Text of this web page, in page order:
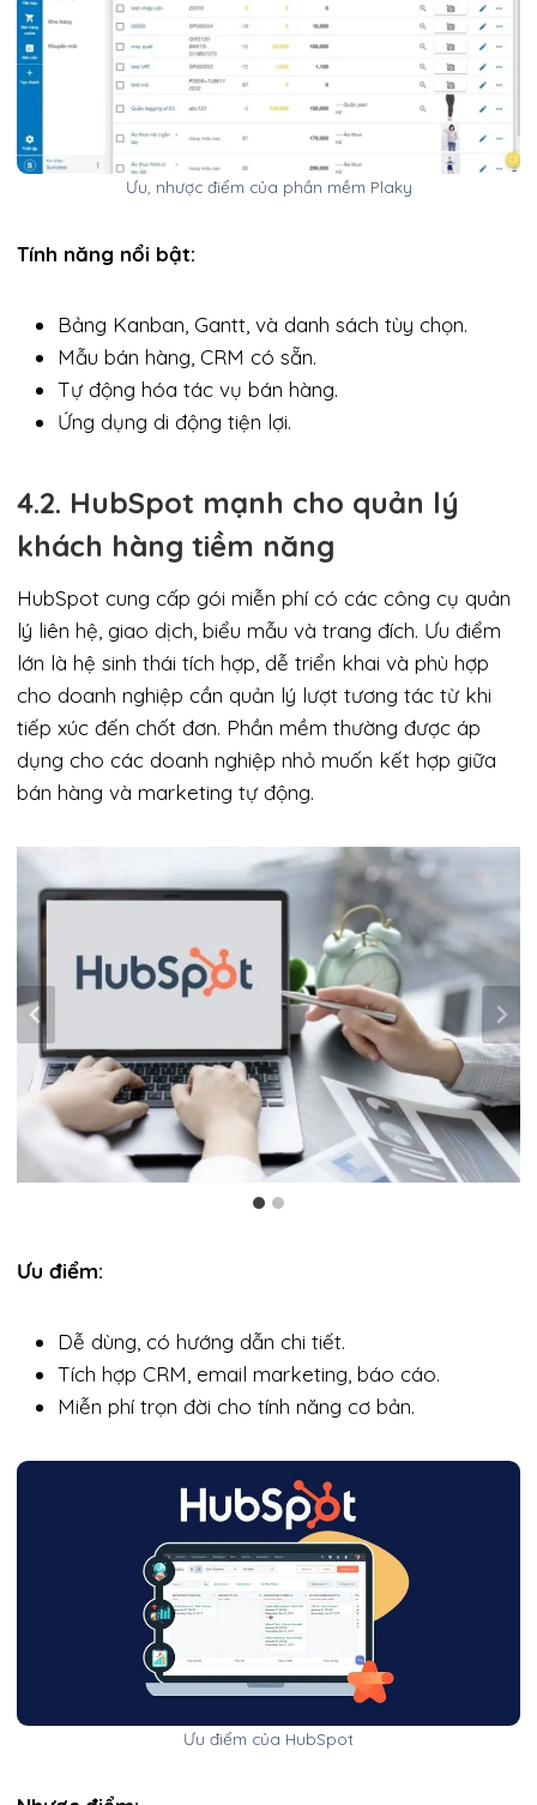
Ưu, nhược điểm của phần mềm Plaky
Tính năng nổi bật:
Bảng Kanban, Gantt, và danh sách tùy chọn.
Mẫu bán hàng, CRM có sẵn.
Tự động hóa tác vụ bán hàng.
Ứng dụng di động tiện lợi.
4.2. HubSpot mạnh cho quản lý
khách hàng tiềm năng
HubSpot cung cấp gói miễn phí có các công cụ quản
lý liên hệ, giao dịch, biểu mẫu và trang đích. Ưu điểm
lớn là hệ sinh thái tích hợp, dễ triển khai và phù hợp
cho doanh nghiệp cần quản lý lượt tương tác từ khi
tiếp xúc đến chốt đơn. Phần mềm thường được áp
dụng cho các doanh nghiệp nhỏ muốn kết hợp giữa
bán hàng và marketing tự động.
Ưu điểm:
Dễ dùng, có hướng dẫn chi tiết.
Tích hợp CRM, email marketing, báo cáo.
Miễn phí trọn đời cho tính năng cơ bản.
Ưu điểm của HubSpot